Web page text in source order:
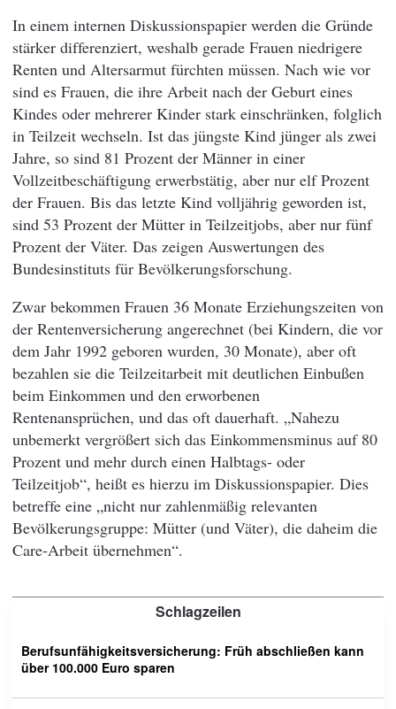
In einem internen Diskussionspapier werden die Gründe
stärker differenziert, weshalb gerade Frauen niedrigere
Renten und Altersarmut fürchten müssen. Nach wie vor
sind es Frauen, die ihre Arbeit nach der Geburt eines
Kindes oder mehrerer Kinder stark einschränken, folglich
in Teilzeit wechseln. Ist das jüngste Kind jünger als zwei
Jahre, so sind 81 Prozent der Männer in einer
Vollzeitbeschäftigung erwerbstätig, aber nur elf Prozent
der Frauen. Bis das letzte Kind volljährig geworden ist,
sind 53 Prozent der Mütter in Teilzeitjobs, aber nur fünf
Prozent der Väter. Das zeigen Auswertungen des
Bundesinstituts für Bevölkerungsforschung.
Zwar bekommen Frauen 36 Monate Erziehungszeiten von
der Rentenversicherung angerechnet (bei Kindern, die vor
dem Jahr 1992 geboren wurden, 30 Monate), aber oft
bezahlen sie die Teilzeitarbeit mit deutlichen Einbußen
beim Einkommen und den erworbenen
Rentenansprüchen, und das oft dauerhaft. „Nahezu
unbemerkt vergrößert sich das Einkommensminus auf 80
Prozent und mehr durch einen Halbtags- oder
Teilzeitjob“, heißt es hierzu im Diskussionspapier. Dies
betreffe eine „nicht nur zahlenmäßig relevanten
Bevölkerungsgruppe: Mütter (und Väter), die daheim die
Care-Arbeit übernehmen“.
Schlagzeilen
Berufsunfähigkeitsversicherung: Früh abschließen kann
über 100.000 Euro sparen